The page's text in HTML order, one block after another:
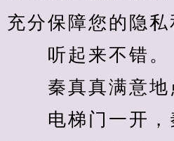
充分保障您的隐私
听起来不错。
秦真真满意地
电梯门一开，